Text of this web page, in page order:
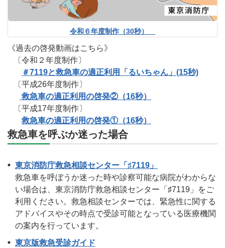
令和６年度制作（30秒）
《過去の啓発動画はこちら》
〔令和２年度制作〕
＃7119と救急車の適正利用「るいちゃん」(15秒)
〔平成26年度制作〕
救急車の適正利用の啓発②（16秒）
〔平成17年度制作〕
救急車の適正利用の啓発①（16秒）
救急車を呼ぶか迷った場合
東京消防庁救急相談センター「♯7119」
救急車を呼ぼうか迷った時や診察可能な病院がわからな
い場合は、東京消防庁救急相談センター「♯7119」をご
利用ください。救急相談センターでは、緊急性に関する
アドバイスやその時点で受診可能となっている医療機関
の案内を行っています。
東京版救急受診ガイド